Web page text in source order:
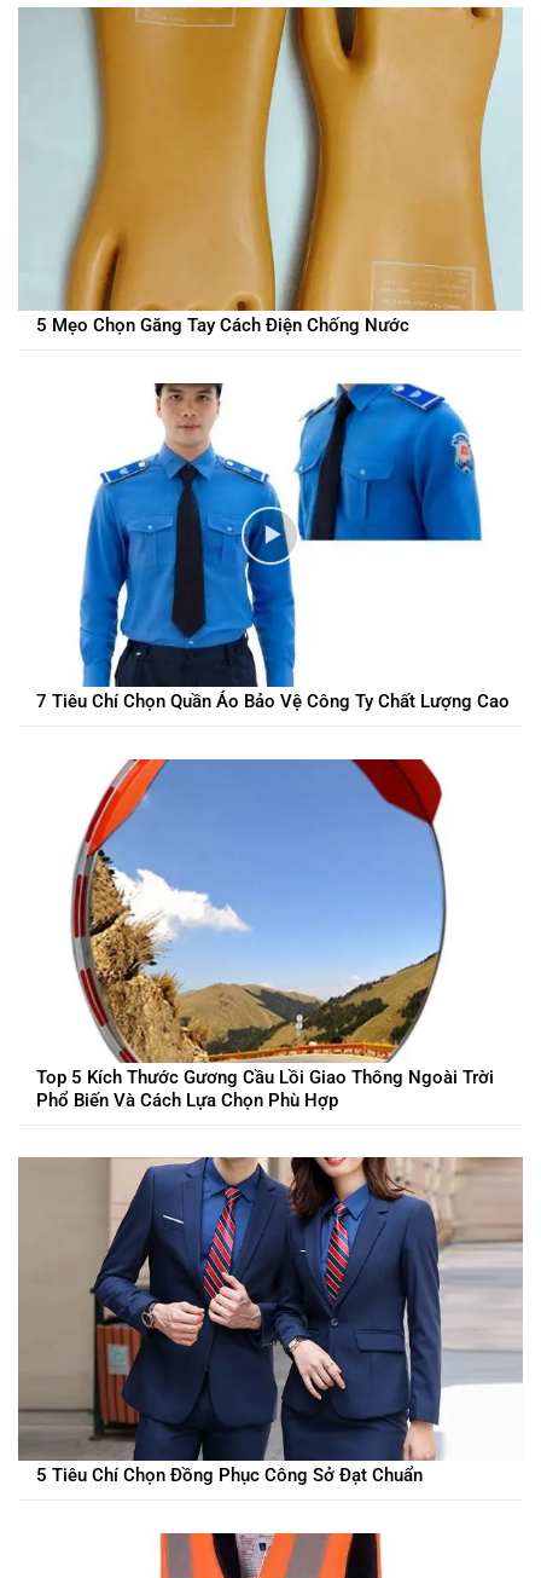
5 Mẹo Chọn Găng Tay Cách Điện Chống Nước
7 Tiêu Chí Chọn Quần Áo Bảo Vệ Công Ty Chất Lượng Cao
Top 5 Kích Thước Gương Cầu Lồi Giao Thông Ngoài Trời
Phổ Biến Và Cách Lựa Chọn Phù Hợp
5 Tiêu Chí Chọn Đồng Phục Công Sở Đạt Chuẩn